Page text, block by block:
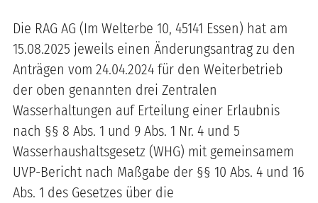
Die RAG AG (Im Welterbe 10, 45141 Essen) hat am
15.08.2025 jeweils einen Änderungsantrag zu den
Anträgen vom 24.04.2024 für den Weiterbetrieb
der oben genannten drei Zentralen
Wasserhaltungen auf Erteilung einer Erlaubnis
nach §§ 8 Abs. 1 und 9 Abs. 1 Nr. 4 und 5
Wasserhaushaltsgesetz (WHG) mit gemeinsamem
UVP-Bericht nach Maßgabe der §§ 10 Abs. 4 und 16
Abs. 1 des Gesetzes über die